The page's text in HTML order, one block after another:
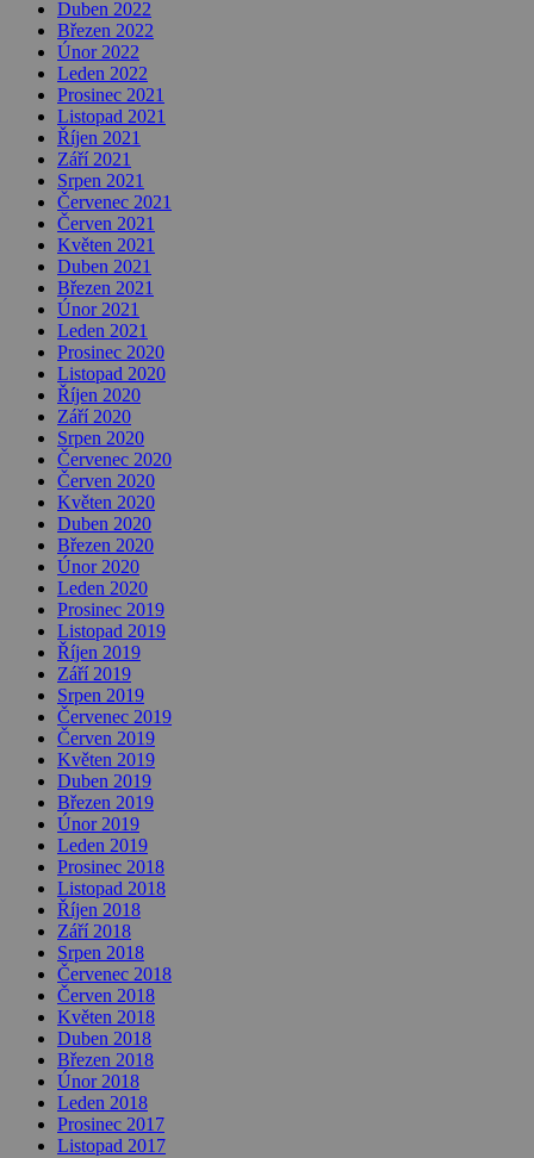
Duben 2022
Březen 2022
Únor 2022
Leden 2022
Prosinec 2021
Listopad 2021
Říjen 2021
Září 2021
Srpen 2021
Červenec 2021
Červen 2021
Květen 2021
Duben 2021
Březen 2021
Únor 2021
Leden 2021
Prosinec 2020
Listopad 2020
Říjen 2020
Září 2020
Srpen 2020
Červenec 2020
Červen 2020
Květen 2020
Duben 2020
Březen 2020
Únor 2020
Leden 2020
Prosinec 2019
Listopad 2019
Říjen 2019
Září 2019
Srpen 2019
Červenec 2019
Červen 2019
Květen 2019
Duben 2019
Březen 2019
Únor 2019
Leden 2019
Prosinec 2018
Listopad 2018
Říjen 2018
Září 2018
Srpen 2018
Červenec 2018
Červen 2018
Květen 2018
Duben 2018
Březen 2018
Únor 2018
Leden 2018
Prosinec 2017
Listopad 2017